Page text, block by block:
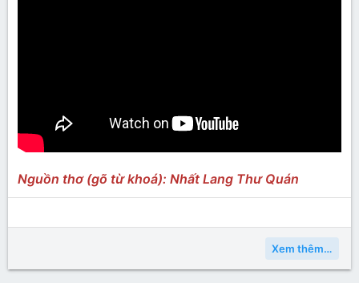
Nguồn thơ (gõ từ khoá): Nhất Lang Thư Quán
Xem thêm…